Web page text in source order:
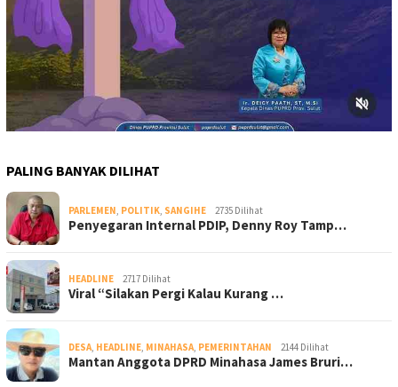
PALING BANYAK DILIHAT
PARLEMEN, POLITIK, SANGIHE 2735 Dilihat
Penyegaran Internal PDIP, Denny Roy Tamp…
HEADLINE 2717 Dilihat
Viral “Silakan Pergi Kalau Kurang …
DESA, HEADLINE, MINAHASA, PEMERINTAHAN 2144 Dilihat
Mantan Anggota DPRD Minahasa James Bruri…